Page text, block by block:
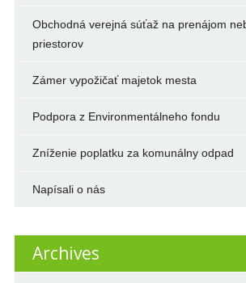
Obchodná verejná súťaž na prenájom
priestorov
Zámer vypožičať majetok mesta
Podpora z Environmentálneho fondu
Zníženie poplatku za komunálny odpad
Napísali o nás
Archives